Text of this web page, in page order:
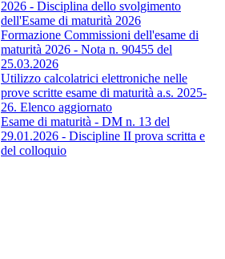
2026 - Disciplina dello svolgimento
dell'Esame di maturità 2026
Formazione Commissioni dell'esame di
maturità 2026 - Nota n. 90455 del
25.03.2026
Utilizzo calcolatrici elettroniche nelle
prove scritte esame di maturità a.s. 2025-
26. Elenco aggiornato
Esame di maturità - DM n. 13 del
29.01.2026 - Discipline II prova scritta e
del colloquio